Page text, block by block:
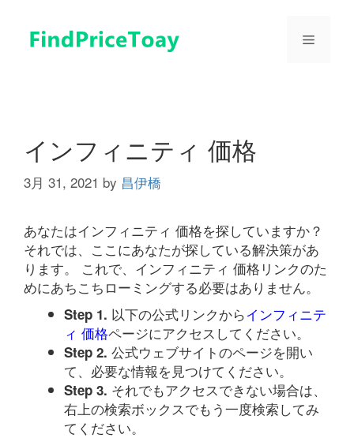
メ
インフィニティ 価格
3月 31, 2021 by 昌伊橋
あなたはインフィニティ 価格を探していますか？
それでは、ここにあなたが探している解決策があ
ります。 これで、インフィニティ 価格リンクのた
めにあちこちローミングする必要はありません。
Step 1. 以下の公式リンクからインフィニテ
ィ 価格ページにアクセスしてください。
Step 2. 公式ウェブサイトのページを開い
て、必要な情報を見つけてください。
Step 3. それでもアクセスできない場合は、
右上の検索ボックスでもう一度検索してみ
てください。